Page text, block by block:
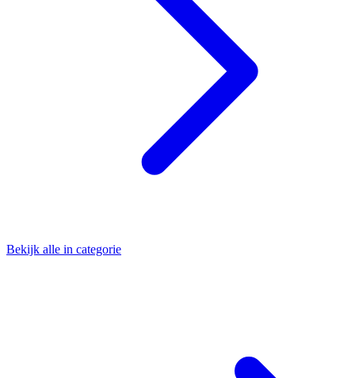
Bekijk alle in categorie